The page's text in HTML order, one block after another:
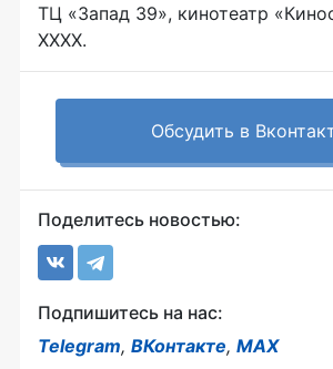
ТЦ «Запад 39», кинотеатр
XXXX.
Обсудить в
Поделитесь новостью:
Подпишитесь на нас:
Telegram, ВКонтакте, MAX